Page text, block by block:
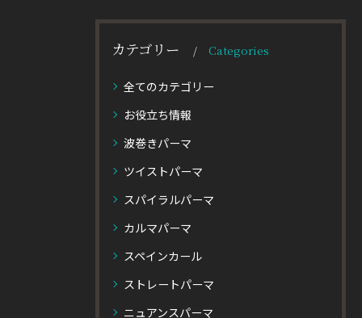
カテゴリー Categories
全てのカテゴリー
お役立ち情報
波巻きパーマ
ツイストパーマ
スパイラルパーマ
カルマパーマ
スペインカール
ストレートパーマ
ニュアンスパーマ